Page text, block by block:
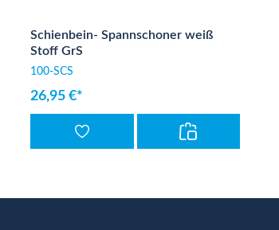
Schienbein- Spannschoner weiß
Stoff GrS
100-SCS
26,95 €*